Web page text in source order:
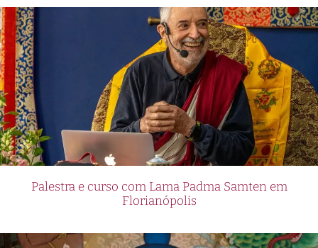
Palestra e curso com Lama Padma Samten em
Florianópolis